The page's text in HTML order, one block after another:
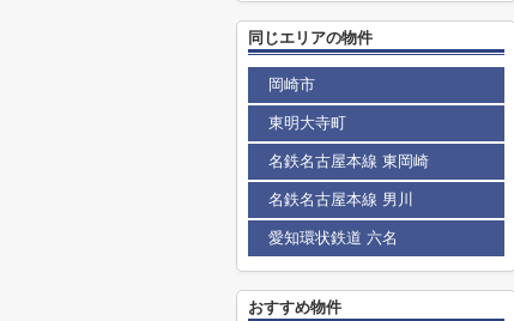
同じエリアの物件
岡崎市
東明大寺町
名鉄名古屋本線 東岡崎
名鉄名古屋本線 男川
愛知環状鉄道 六名
おすすめ物件